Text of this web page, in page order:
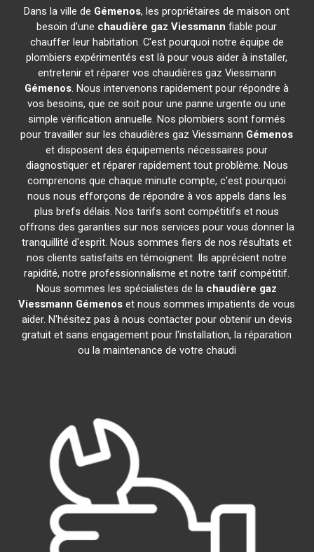
Dans la ville de Gémenos, les propriétaires de maison ont
besoin d'une chaudière gaz Viessmann fiable pour
chauffer leur habitation. C'est pourquoi notre équipe de
plombiers expérimentés est là pour vous aider à installer,
entretenir et réparer vos chaudières gaz Viessmann
Gémenos. Nous intervenons rapidement pour répondre à
vos besoins, que ce soit pour une panne urgente ou une
simple vérification annuelle. Nos plombiers sont formés
pour travailler sur les chaudières gaz Viessmann Gémenos
et disposent des équipements nécessaires pour
diagnostiquer et réparer rapidement tout problème. Nous
comprenons que chaque minute compte, c'est pourquoi
nous nous efforçons de répondre à vos appels dans les
plus brefs délais. Nos tarifs sont compétitifs et nous
offrons des garanties sur nos services pour vous donner la
tranquillité d'esprit. Nous sommes fiers de nos résultats et
nos clients satisfaits en témoignent. Ils apprécient notre
rapidité, notre professionnalisme et notre tarif compétitif.
Nous sommes les spécialistes de la chaudière gaz
Viessmann Gémenos et nous sommes impatients de vous
aider. N'hésitez pas à nous contacter pour obtenir un devis
gratuit et sans engagement pour l'installation, la réparation
ou la maintenance de votre chaudi